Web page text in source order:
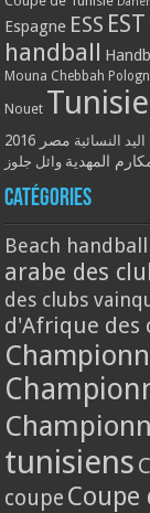
Espagne ESS EST
handball
Mouna Chebbah
Nouet Tunisie
النسائية مصر 2016
المهدية وائل جلوز
Catégories
Beach handball
arabe des
des clubs
d'Afrique des
tunisiens
coupe Coupe